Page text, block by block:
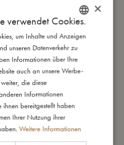
LED Lampe - Lullu die
Marienkäfer Dame
€26,39
In den Warenkorb
DANISH
ENGLISH
GERMAN
×
verwendet Cookies.
um Inhalte und Anzeigen
unseren Datenverkehr zu
Informationen über Ihre
auch an unsere Werbe-
die diese
Informationen
ihnen bereitgestellt haben
Ihrer Nutzung ihrer
Weitere Informationen